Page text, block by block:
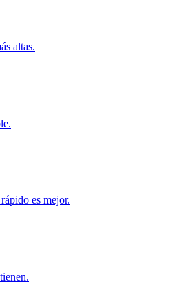
altas.
es mejor.